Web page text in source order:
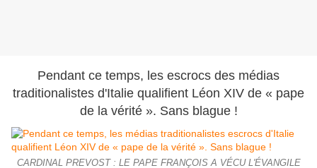
Pendant ce temps, les escrocs des médias
traditionalistes d'Italie qualifient Léon XIV de « pape
de la vérité ». Sans blague !
CARDINAL PREVOST : LE PAPE FRANÇOIS A VÉCU L'ÉVANGILE